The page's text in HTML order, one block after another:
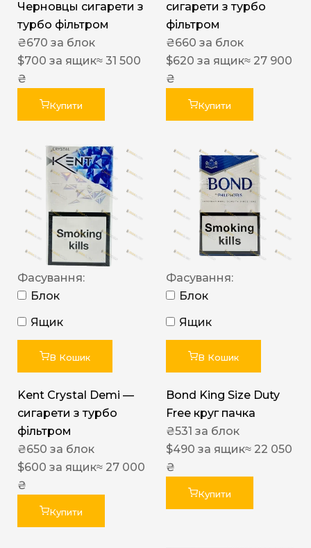
Черновцы сигарети з
турбо фільтром
₴670 за блок
$700 за ящик≈ 31 500
₴
Купити
сигарети з турбо
фільтром
₴660 за блок
$620 за ящик≈ 27 900
₴
Купити
Фасування:
Блок
Ящик
В Кошик
Kent Crystal Demi —
сигарети з турбо
фільтром
₴650 за блок
$600 за ящик≈ 27 000
₴
Купити
Фасування:
Блок
Ящик
В Кошик
Bond King Size Duty
Free круг пачка
₴531 за блок
$490 за ящик≈ 22 050
₴
Купити